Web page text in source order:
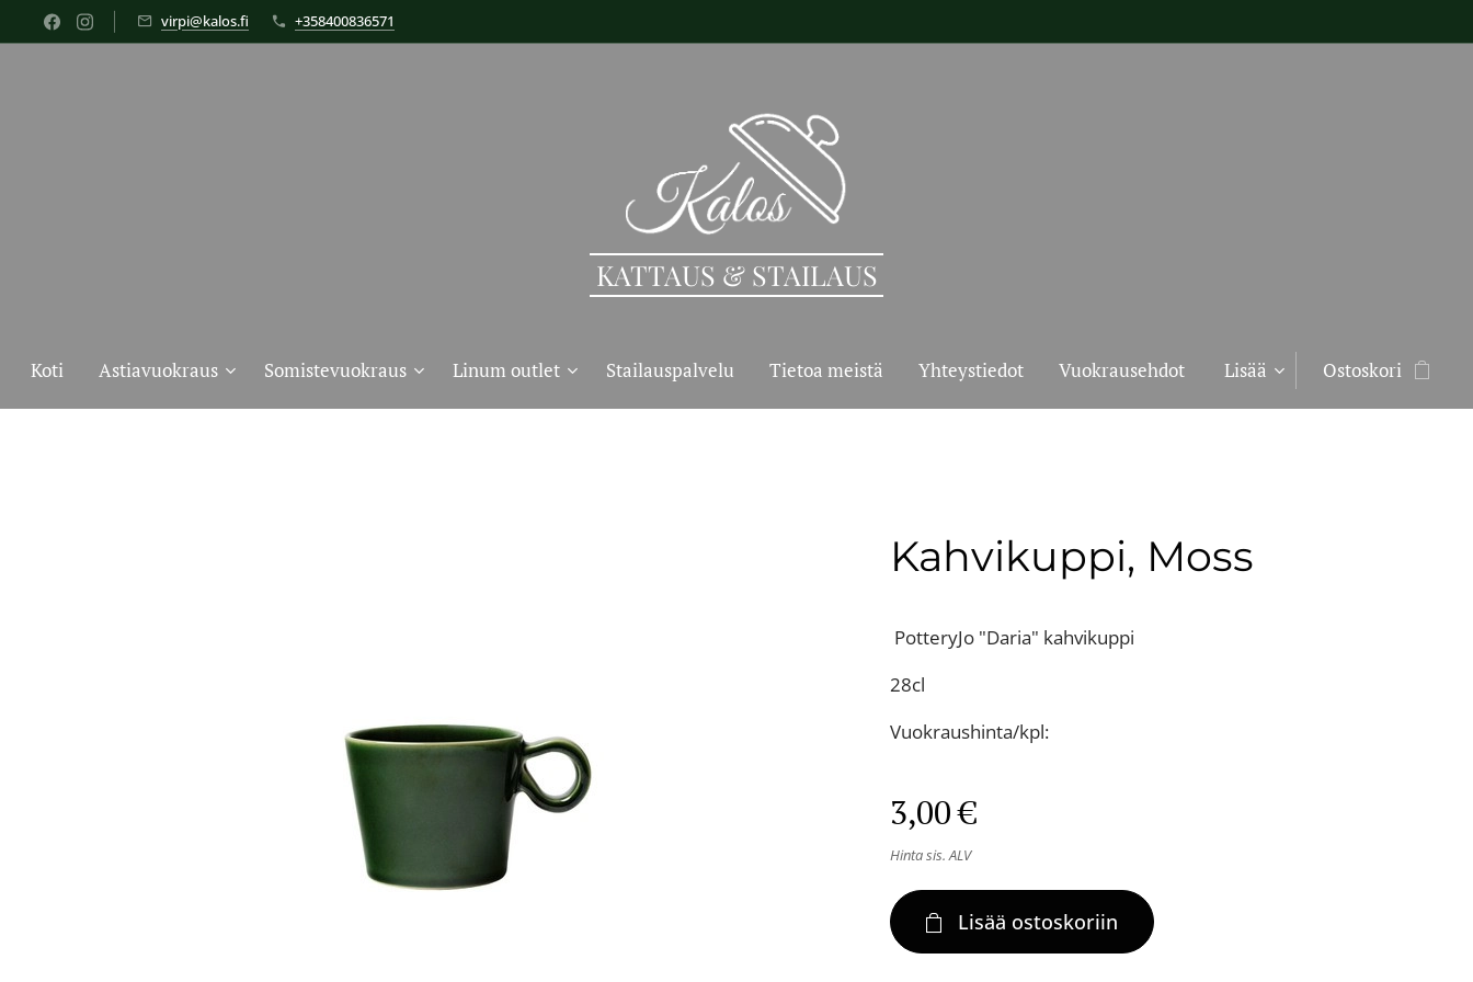
virpi@kalos.fi +358400836571
KATTAUS & STAILAUS
Koti Astiavuokraus Somistevuokraus Linum outlet Stailauspalvelu Tietoa meistä Yhteystiedot Vuokrausehdot Lisää Ostoskori
Kahvikuppi, Moss
PotteryJo "Daria" kahvikuppi
28cl
Vuokraushinta/kpl:
3,00€
Hinta sis. ALV
Lisää ostoskoriin